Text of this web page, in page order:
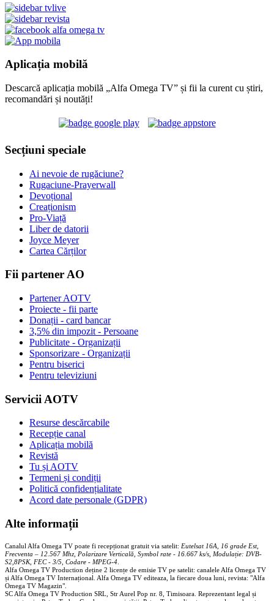
Aplicația mobilă
Descarcă aplicația mobilă „Alfa Omega TV” și fii la curent cu știri,
recomandări și noutăți!
Secțiuni speciale
Ai nevoie de rugăciune?
Rugaciune-Prayerwall
Devoțional
Creaționism
Pro-Viață
Liber de datorii
Joyce Meyer
Cartea Cărților
Fii partener AO
Partener AOTV
Proiecte - fii parte
Donații - card bancar
3,5% din impozit - Persoane
Publicitate - Organizații
Sponsorizare - Organizații
Pentru biserici
Pentru televiziuni
Servicii AOTV
Resurse descărcabile
Recepție canal
Aplicația mobilă
Revistă
Tu și AOTV
Termeni și condiții
Politică confidențialitate
Acord date personale (GDPR)
Alte informații
Canalul Alfa Omega TV poate fi recepționat gratuit via satelit: Eutelsat 16A, 16 grade Est,
Frecventa – 12.567 Mhz, Polarizare Verticală, Symbol rate - 16.667 ks/s, Modulație: DVB-
S2,8PSK, FEC - 3/5, Codare - MPEG-4
Alfa Omega TV Production deține 2 licențe de emisie TV pe satelit: canalele Alfa Omega TV
și Alfa Omega TV Internațional. Alfa Omega TV editeaza, la fiecare doua luni, revista: "Alfa
Omega TV Magazin".
SC Alfa Omega TV Production SRL, Str Aurel Pop nr. 8, Timisoara. Reprezentant legal și